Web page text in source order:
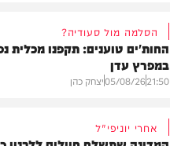
הסלמה מול סעודיה?
החות'ים טוענים: תקפנו מכלית
במפרץ עדן
21:50
05/08/26יצחק כהן
אחרי יוניפי"ל